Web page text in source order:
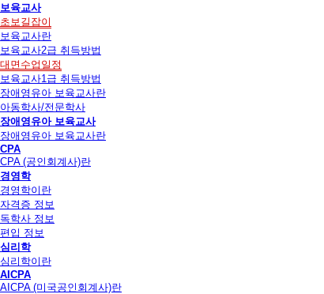
보육교사
초보길잡이
보육교사란
보육교사2급 취득방법
대면수업일정
보육교사1급 취득방법
장애영유아 보육교사란
아동학사/전문학사
장애영유아 보육교사
장애영유아 보육교사란
CPA
CPA (공인회계사)란
경영학
경영학이란
자격증 정보
독학사 정보
편입 정보
심리학
심리학이란
AICPA
AICPA (미국공인회계사)란